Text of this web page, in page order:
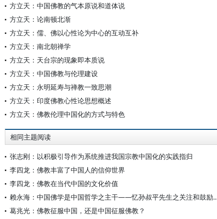
方立天：中国佛教的气本原说和道体说
方立天：论南顿北渐
方立天：儒、佛以心性论为中心的互动互补
方立天：南北朝禅学
方立天：天台宗的现象即本质说
方立天：中国佛教与伦理建设
方立天：永明延寿与禅教一致思潮
方立天：印度佛教心性论思想概述
方立天：佛教伦理中国化的方式与特色
相同主题阅读
张志刚：以积极引导作为系统推进我国宗教中国化的实践指归
李四龙：佛教丰富了中国人的信仰世界
李四龙：佛教在当代中国的文化价值
赖永海：中国佛学是中国哲学
葛兆光：佛教征服中国，还是中国征服佛教？